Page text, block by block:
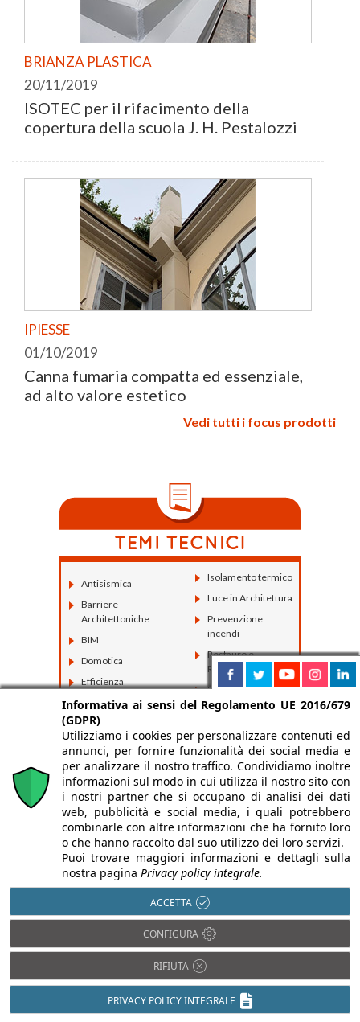
BRIANZA PLASTICA
20/11/2019
ISOTEC per il rifacimento della
copertura della scuola J. H. Pestalozzi
IPIESSE
01/10/2019
Canna fumaria compatta ed essenziale,
ad alto valore estetico
Vedi tutti i focus prodotti
Antisismica
Barriere
Architettoniche
BIM
Domotica
Efficienza
Impiantistica
Isolamento acustico
Isolamento termico
Luce in Architettura
Prevenzione
incendi
Restauro e
Ristrutturazioni
Sostenibilità e
Bioedilizia
Informativa ai sensi del Regolamento UE 2016/679
(GDPR)
Utilizziamo i cookies per personalizzare contenuti ed
annunci, per fornire funzionalità dei social media e
per analizzare il nostro traffico. Condividiamo inoltre
informazioni sul modo in cui utilizza il nostro sito con
i nostri partner che si occupano di analisi dei dati
web, pubblicità e social media, i quali potrebbero
combinarle con altre informazioni che ha fornito loro
o che hanno raccolto dal suo utilizzo dei loro servizi.
Puoi trovare maggiori informazioni e dettagli sulla
nostra pagina Privacy policy integrale.
ACCETTA
CONFIGURA
RIFIUTA
PRIVACY POLICY INTEGRALE